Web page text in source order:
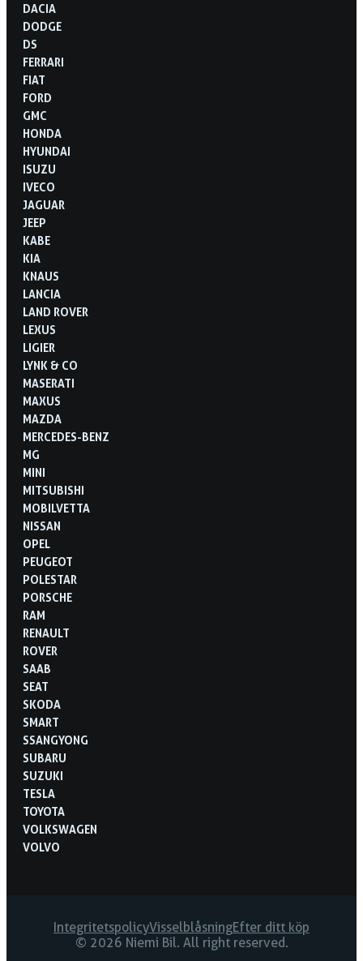
DACIA
DODGE
DS
FERRARI
FIAT
FORD
GMC
HONDA
HYUNDAI
ISUZU
IVECO
JAGUAR
JEEP
KABE
KIA
KNAUS
LANCIA
LAND ROVER
LEXUS
LIGIER
LYNK & CO
MASERATI
MAXUS
MAZDA
MERCEDES-BENZ
MG
MINI
MITSUBISHI
MOBILVETTA
NISSAN
OPEL
PEUGEOT
POLESTAR
PORSCHE
RAM
RENAULT
ROVER
SAAB
SEAT
SKODA
SMART
SSANGYONG
SUBARU
SUZUKI
TESLA
TOYOTA
VOLKSWAGEN
VOLVO
IntegritetspolicyVisselblåsningEfter ditt köp
© 2026 Niemi Bil. All right reserved.